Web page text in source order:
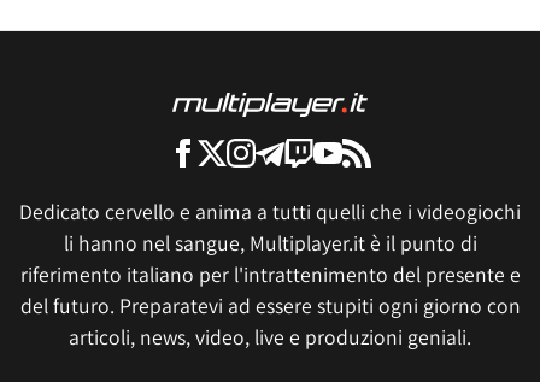
Dedicato cervello e anima a tutti quelli che i videogiochi
li hanno nel sangue, Multiplayer.it è il punto di
riferimento italiano per l'intrattenimento del presente e
del futuro. Preparatevi ad essere stupiti ogni giorno con
articoli, news, video, live e produzioni geniali.